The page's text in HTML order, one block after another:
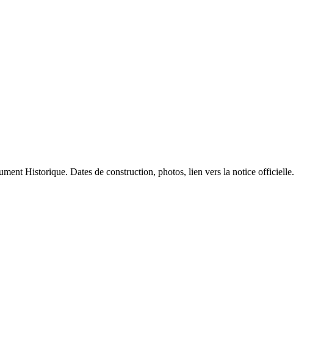
Historique. Dates de construction, photos, lien vers la notice officielle.